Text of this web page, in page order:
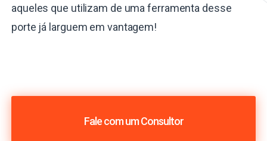
aqueles que utilizam de uma ferramenta desse
porte já larguem em vantagem!
Fale com um Consultor